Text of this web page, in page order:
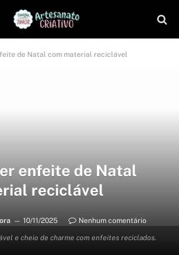
de Natal com material reciclável
e cheio de charme com enfeites reciclados.
enfeite de Natal
reciclável
10/11/2025
Nenhum comentário